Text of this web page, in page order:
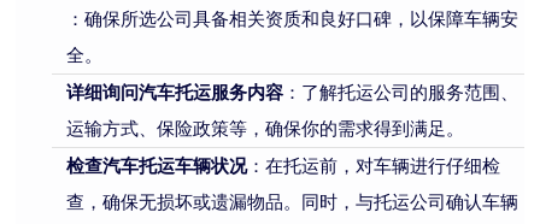
：确保所选公司具备相关资质和良好口碑，以保障车辆安
全。
详细询问汽车托运服务内容 ：了解托运公司的服务范围、
运输方式、保险政策等，确保你的需求得到满足。
检查汽车托运车辆状况：在托运前，对车辆进行仔细检
查，确保无损坏或遗漏物品。同时，与托运公司确认车辆